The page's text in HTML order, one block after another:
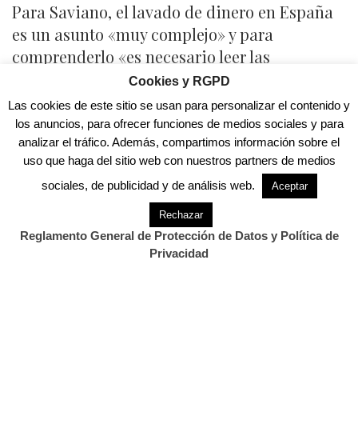
Para Saviano, el lavado de dinero en España
es un asunto «muy complejo» y para
comprenderlo «es necesario leer las
investigaciones realizadas por las policías de
otros países», no porque la policía española
«no sea capaz de realizar esas
investigaciones, sino porque parece que de
momento está centrada en otros asuntos»,
algo que cambiará, a su juicio, cuando los
mafiosos «decidan disparar». Será entonces
cuando se comprenderá «hasta qué punto las
organizaciones mafiosas están presentes en
Cookies y RGPD
Las cookies de este sitio se usan para personalizar el contenido y
los anuncios, para ofrecer funciones de medios sociales y para
analizar el tráfico. Además, compartimos información sobre el
uso que haga del sitio web con nuestros partners de medios
sociales, de publicidad y de análisis web.
Aceptar
Rechazar
Reglamento General de Protección de Datos y Política de
Privacidad